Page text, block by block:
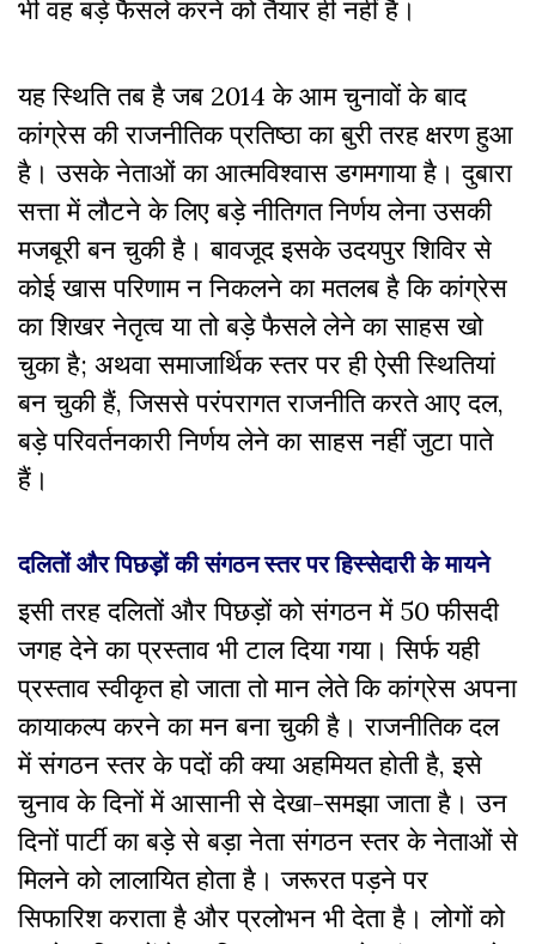
भी वह बड़े फैसले करने को तैयार ही नहीं है।
यह स्थिति तब है जब 2014 के आम चुनावों के बाद
कांग्रेस की राजनीतिक प्रतिष्ठा का बुरी तरह क्षरण हुआ
है। उसके नेताओं का आत्मविश्वास डगमगाया है। दुबारा
सत्ता में लौटने के लिए बड़े नीतिगत निर्णय लेना उसकी
मजबूरी बन चुकी है। बावजूद इसके उदयपुर शिविर से
कोई खास परिणाम न निकलने का मतलब है कि कांग्रेस
का शिखर नेतृत्व या तो बड़े फैसले लेने का साहस खो
चुका है; अथवा समाजार्थिक स्तर पर ही ऐसी स्थितियां
बन चुकी हैं, जिससे परंपरागत राजनीति करते आए दल,
बड़े परिवर्तनकारी निर्णय लेने का साहस नहीं जुटा पाते
हैं।
दलितों और पिछड़ों की संगठन स्तर पर हिस्सेदारी के मायने
इसी तरह दलितों और पिछड़ों को संगठन में 50 फीसदी
जगह देने का प्रस्ताव भी टाल दिया गया। सिर्फ यही
प्रस्ताव स्वीकृत हो जाता तो मान लेते कि कांग्रेस अपना
कायाकल्प करने का मन बना चुकी है। राजनीतिक दल
में संगठन स्तर के पदों की क्या अहमियत होती है, इसे
चुनाव के दिनों में आसानी से देखा-समझा जाता है। उन
दिनों पार्टी का बड़े से बड़ा नेता संगठन स्तर के नेताओं से
मिलने को लालायित होता है। जरूरत पड़ने पर
सिफारिश कराता है और प्रलोभन भी देता है। लोगों को